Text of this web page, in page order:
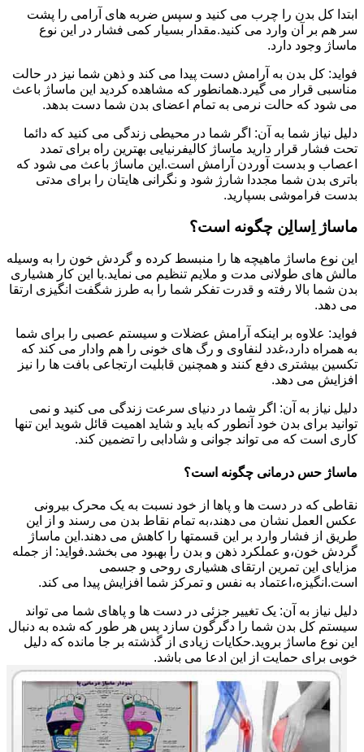
ابتدا کل بدن را چرب می کنید و سپس ضربه های آرامی را پشت
سر هم بر آن وارد می کنید.مقدار بسیار کمی فشار در این نوع
ماساژ وجود دارد.
فواید: کل بدن به آرامش دست پیدا می کند و ذهن شما نیز در حالت
مناسبی قرار می گیرد.همانطور که مشاهده کردید این ماساژ باعث
می شود که حالت نرمی به تمام اعضای بدن شما دست بدهد.
دلیل نیاز شما به آن: اگر شما در محیطی زندگی می کنید که دائما
تحت فشار قرار دارید ماساژ کالیفرنیایی بهترین راه برای تمدد
اعصاب و بدست آوردن آرامش است.این ماساژ باعث می شود که
باتری بدن شما مجددا شارژ شود و نگرانی هایتان را برای مدتی
بدست فراموشی بسپارید.
ماساژ اِسالِن چگونه است؟
این نوع ماساژ ماهیچه ها را منبسط کرده و گردش خون را به وسیله
مالش های طولانی مدت و ملایم تنظیم می نماید.با این کار هشیاری
بدن شما بالا رفته و قدرت تفکر شما را به طرز شگفت انگیزی ارتقا
می دهد.
فواید: علاوه بر اینکه آرامش عضلات و سیستم عصبی را برای شما
به همراه دارد،غدد لنفاوی و رگ های خونی را هم وادار می کند که
تکسین بیشتری دفع کنند و همچنین قابلیت ارتجاعی بافت ها را نیز
افزایش می دهد.
دلیل نیاز به آن: اگر شما در دنیای سرعت زندگی می کنید و نمی
توانید برای بدن خود آنطور که باید و شاید اهمیت قائل شوید این تنها
کاری است که می تواند جوانی و شادابی را تضمین کند.
ماساژ حس درمانی چگونه است؟
نقاطی که در دست ها و پاها از خود نسبت به یک محرک بیرونی
عکس العمل نشان می دهند،به تمام نقاط بدن می رسند و از این
طریق از فشار وارد بر این قسمتها را کاهش می دهند.این ماساژ
گردش خون،و عملکرد ذهن و بدن را بهبود می بخشد.فواید: از جمله
مزایای این تمرین ارتقای هشیاری روحی و جسمی
است.انگیزه،اعتماد به نفس و تمرکز شما افزایش پیدا می کند.
دلیل نیاز به آن: یک تغییر جزئی در دست ها و پاهای شما می تواند
سیستم کل بدن شما را دگرگون سازد پس هر طور که شده به دنبال
این نوع ماساژ بروید.حکایات زیادی از گذشته بر جا مانده که دلیل
خوبی برای حمایت از این ادعا می باشد.